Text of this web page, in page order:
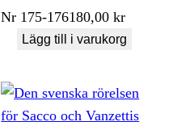
Nr 175-176180,00kr
Lägg till i varukorg